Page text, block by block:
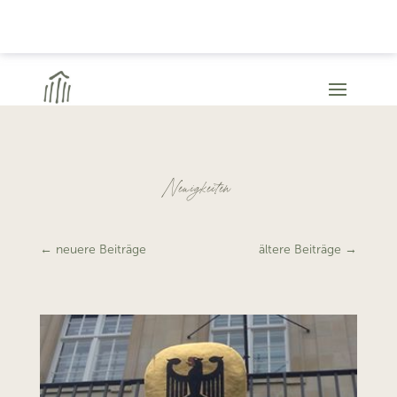
Neuigkeiten
← neuere Beiträge ältere Beiträge →